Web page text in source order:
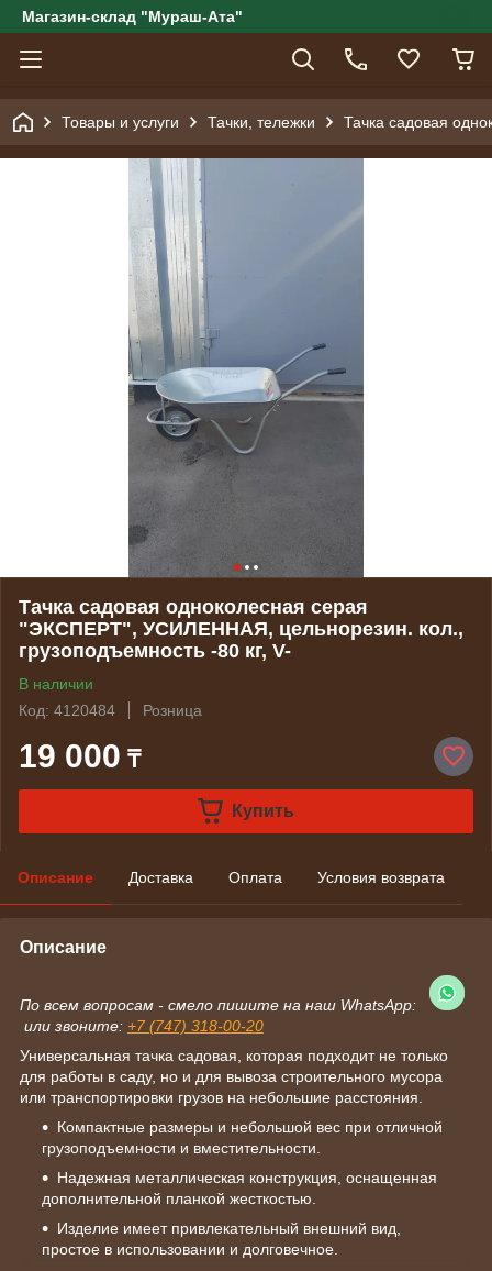
Магазин-склад "Мураш-Ата"
Товары и услуги Тачки, тележки Тачка садовая
Тачка садовая одноколесная серая
"ЭКСПЕРТ", УСИЛЕННАЯ, цельнорезин. кол.,
грузоподъемность -80 кг, V-
В наличии
Код: 4120484
Розница
19 000 ₸
Купить
Описание Доставка Оплата Условия возврата
Описание
По всем вопросам - смело пишите на наш WhatsApp:
или звоните: +7 (747) 318-00-20
Универсальная тачка садовая, которая подходит не только
для работы в саду, но и для вывоза строительного мусора
или транспортировки грузов на небольшие расстояния.
Компактные размеры и небольшой вес при отличной
грузоподъемности и вместительности.
Надежная металлическая конструкция, оснащенная
дополнительной планкой жесткостью.
Изделие имеет привлекательный внешний вид,
простое в использовании и долговечное.